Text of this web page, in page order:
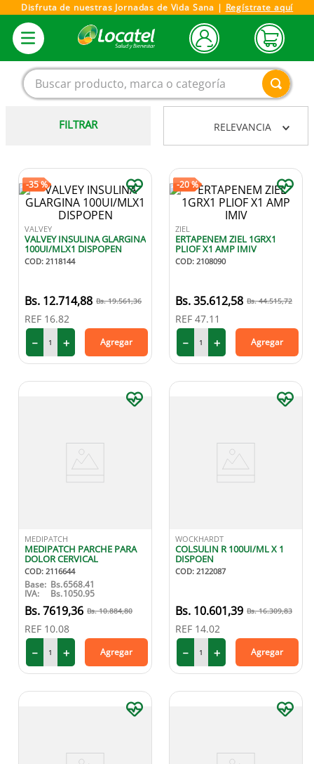
Disfruta de nuestras Jornadas de Vida Sana | Regístrate aquí
Buscar producto, marca o categoría
FILTRAR RELEVANCIA
-35 %
VALVEY
VALVEY INSULINA GLARGINA
100UI/MLX1 DISPOPEN
COD: 2118144
12.714,88 19.561,36
REF 16.82
＋
－ Agregar
-20 %
ZIEL
ERTAPENEM ZIEL 1GRX1
PLIOF X1 AMP IMIV
COD: 2108090
35.612,58 44.515,72
REF 47.11
＋
－ Agregar
MEDIPATCH
MEDIPATCH PARCHE PARA
DOLOR CERVICAL
COD: 2116644
Base: Bs.6568.41
IVA: Bs.1050.95
7619,36 10.884,80
REF 10.08
＋
－ Agregar
WOCKHARDT
COLSULIN R 100UI/ML X 1
DISPOEN
COD: 2122087
10.601,39 16.309,83
REF 14.02
＋
－ Agregar
3.
tensiometro
.
vitamina c
5.
vitamina
6.
linezolid
8.
miovit
.
medias compresión
10. protector solar